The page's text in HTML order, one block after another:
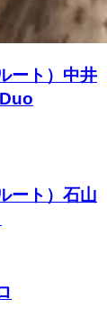
ート）中井
ート）石山